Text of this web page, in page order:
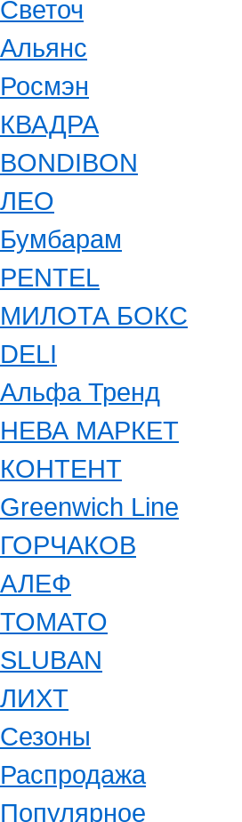
Светоч
Альянс
Росмэн
КВАДРА
BONDIBON
ЛЕО
Бумбарам
PENTEL
МИЛОТА БОКС
DELI
Альфа Тренд
НЕВА МАРКЕТ
КОНТЕНТ
Greenwich Line
ГОРЧАКОВ
АЛЕФ
ТОМАТО
SLUBAN
ЛИХТ
Сезоны
Распродажа
Популярное